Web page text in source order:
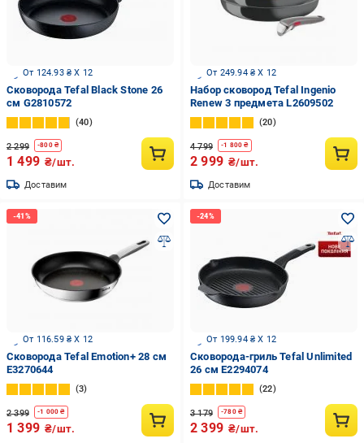
От 124.93 ₴ X 12
Сковорода Tefal Black Stone 26
см G2810572
40
2 299 -800₴
1 499 ₴/шт.
Доставим
От 249.94 ₴ X 12
Набор сковород Tefal Ingenio
Renew 3 предмета L2609502
20
4 799 -1 800 ₴
2 999 ₴/шт.
Доставим
От 116.59 ₴ X 12
Сковорода Tefal Emotion+ 28 см
E3270644
3
2 399 -1 000 ₴
1 399 ₴/шт.
От 199.94 ₴ X 12
Сковорода-гриль Tefal Unlimited
26 см E2294074
22
3 179 -780₴
2 399 ₴/шт.